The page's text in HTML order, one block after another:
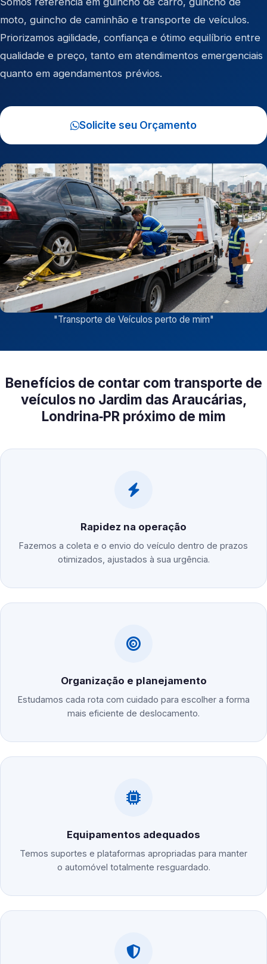
moto, guincho de caminhão e transporte de veículos.
Priorizamos agilidade, confiança e ótimo equilíbrio entre
qualidade e preço, tanto em atendimentos emergenciais
quanto em agendamentos prévios.
Solicite seu Orçamento
"Transporte de Veículos perto de mim"
Benefícios de contar com transporte de
veículos no Jardim das Araucárias,
Londrina‑PR próximo de mim
Rapidez na operação
Fazemos a coleta e o envio do veículo dentro de prazos
otimizados, ajustados à sua urgência.
Organização e planejamento
Estudamos cada rota com cuidado para escolher a forma
mais eficiente de deslocamento.
Equipamentos adequados
Temos suportes e plataformas apropriadas para manter
o automóvel totalmente resguardado.